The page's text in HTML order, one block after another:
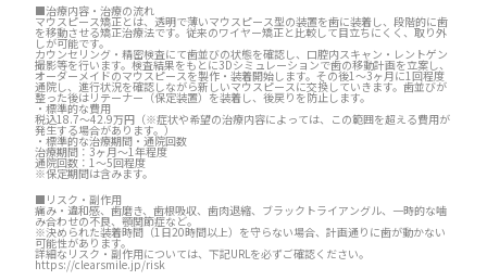
■治療内容・治療の流れ
マウスピース矯正とは、透明で薄いマウスピース型の装置を歯に装着し、段階的に歯
を移動させる矯正治療法です。従来のワイヤー矯正と比較して目立ちにくく、取り外
しが可能です。
カウンセリング・精密検査にて歯並びの状態を確認し、口腔内スキャン・レントゲン
撮影等を行います。検査結果をもとに3Dシミュレーションで歯の移動計画を立案し、
オーダーメイドのマウスピースを製作・装着開始します。その後1～3ヶ月に1回程度
通院し、進行状況を確認しながら新しいマウスピースに交換していきます。歯並びが
整った後はリテーナー（保定装置）を装着し、後戻りを防止します。
・標準的な費用
税込18.7～42.9万円（※症状や希望の治療内容によっては、この範囲を超える費用が
発生する場合があります。）
・標準的な治療期間・通院回数
治療期間：3ヶ月～1年程度
通院回数：1～5回程度
※保定期間は含みます。
■リスク・副作用
痛み・違和感、歯磨き、歯根吸収、歯肉退縮、ブラックトライアングル、一時的な噛
み合わせの不良、顎関節症など。
※決められた装着時間（1日20時間以上）を守らない場合、計画通りに歯が動かない
可能性があります。
詳細なリスク・副作用については、下記URLを必ずご確認ください。
https://clearsmile.jp/risk